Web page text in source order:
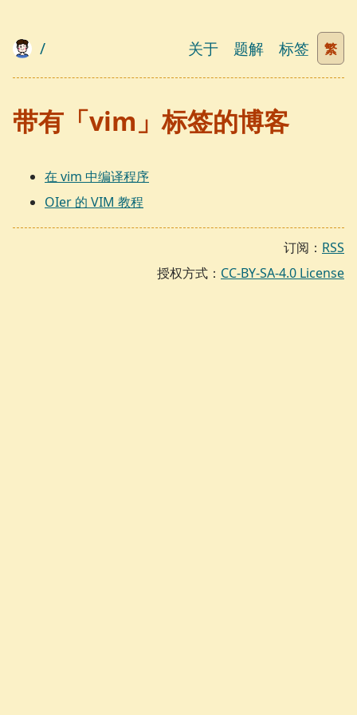
/ 关于 题解 标签 繁
带有「vim」标签的博客
在 vim 中编译程序
OIer 的 VIM 教程
订阅： RSS
授权方式： CC-BY-SA-4.0 License